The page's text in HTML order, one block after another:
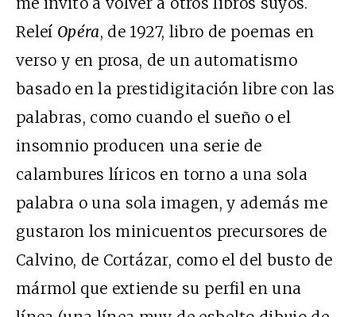
Releí Opéra, de 1927, libro de poemas en
verso y en prosa, de un automatismo
basado en la prestidigitación libre con las
palabras, como cuando el sueño o el
insomnio producen una serie de
calambures líricos en torno a una sola
palabra o una sola imagen, y además me
gustaron los minicuentos precursores de
Calvino, de Cortázar, como el del busto de
mármol que extiende su perfil en una